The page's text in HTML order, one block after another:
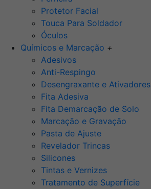
Protetor Facial
Touca Para Soldador
Óculos
Químicos e Marcação +
Adesivos
Anti-Respingo
Desengraxante e Ativadores
Fita Adesiva
Fita Demarcação de Solo
Marcação e Gravação
Pasta de Ajuste
Revelador Trincas
Silicones
Tintas e Vernizes
Tratamento de Superfície